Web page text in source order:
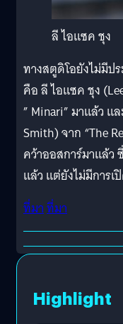
ลี ไอแซค ชุง
ทางสตูดิโอยังไม่มีป
คือ ลี ไอแซค ชุง
” Minari” มาแล้ว แ
Smith) จาก “The
คว้าออสการ์มาแล้ว
แล้ว แต่ยังไม่มีการ
ที่มาที่มา
Highlight